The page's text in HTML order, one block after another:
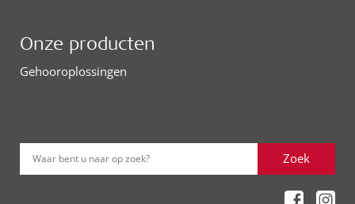
Onze producten
Gehooroplossingen
Waar bent u naar op zoek? Zoek